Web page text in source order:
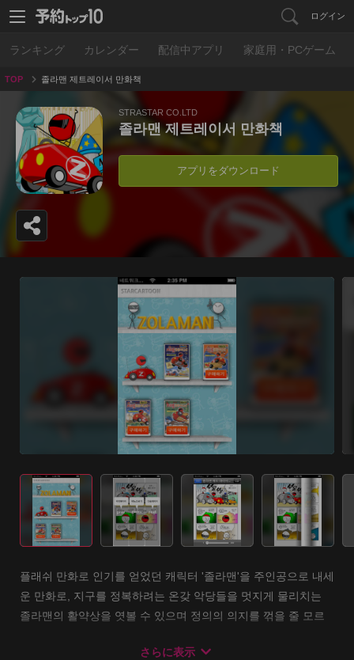
ログイン
ランキング カレンダー 配信中アプリ 家庭用・PCゲーム
TOP 졸라맨 제트레이서 만화책
STRASTAR CO.LTD
졸라맨 제트레이서 만화책
アプリをダウンロード
플래쉬 만화로 인기를 얻었던 캐릭터 '졸라맨'을 주인공으로 내세
운 만화로, 지구를 정복하려는 온갖 악당들을 멋지게 물리치는
졸라맨의 활약상을 엿볼 수 있으며 정의의 의지를 꺾을 줄 모르
무한긍정의 힘이 되어 줍니다! 그럼 다 함께 감상하러 갈까요~?
さらに表示